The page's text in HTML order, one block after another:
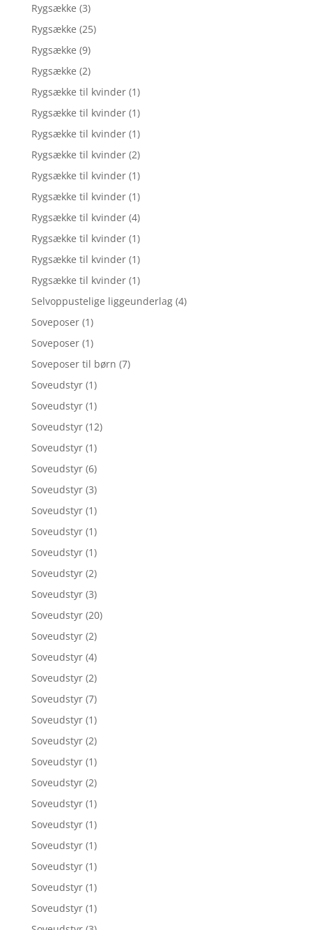
Rygsække (3)
Rygsække (25)
Rygsække (9)
Rygsække (2)
Rygsække til kvinder (1)
Rygsække til kvinder (1)
Rygsække til kvinder (1)
Rygsække til kvinder (2)
Rygsække til kvinder (1)
Rygsække til kvinder (1)
Rygsække til kvinder (4)
Rygsække til kvinder (1)
Rygsække til kvinder (1)
Rygsække til kvinder (1)
Selvoppustelige liggeunderlag (4)
Soveposer (1)
Soveposer (1)
Soveposer til børn (7)
Soveudstyr (1)
Soveudstyr (1)
Soveudstyr (12)
Soveudstyr (1)
Soveudstyr (6)
Soveudstyr (3)
Soveudstyr (1)
Soveudstyr (1)
Soveudstyr (1)
Soveudstyr (2)
Soveudstyr (3)
Soveudstyr (20)
Soveudstyr (2)
Soveudstyr (4)
Soveudstyr (2)
Soveudstyr (7)
Soveudstyr (1)
Soveudstyr (2)
Soveudstyr (1)
Soveudstyr (2)
Soveudstyr (1)
Soveudstyr (1)
Soveudstyr (1)
Soveudstyr (1)
Soveudstyr (1)
Soveudstyr (1)